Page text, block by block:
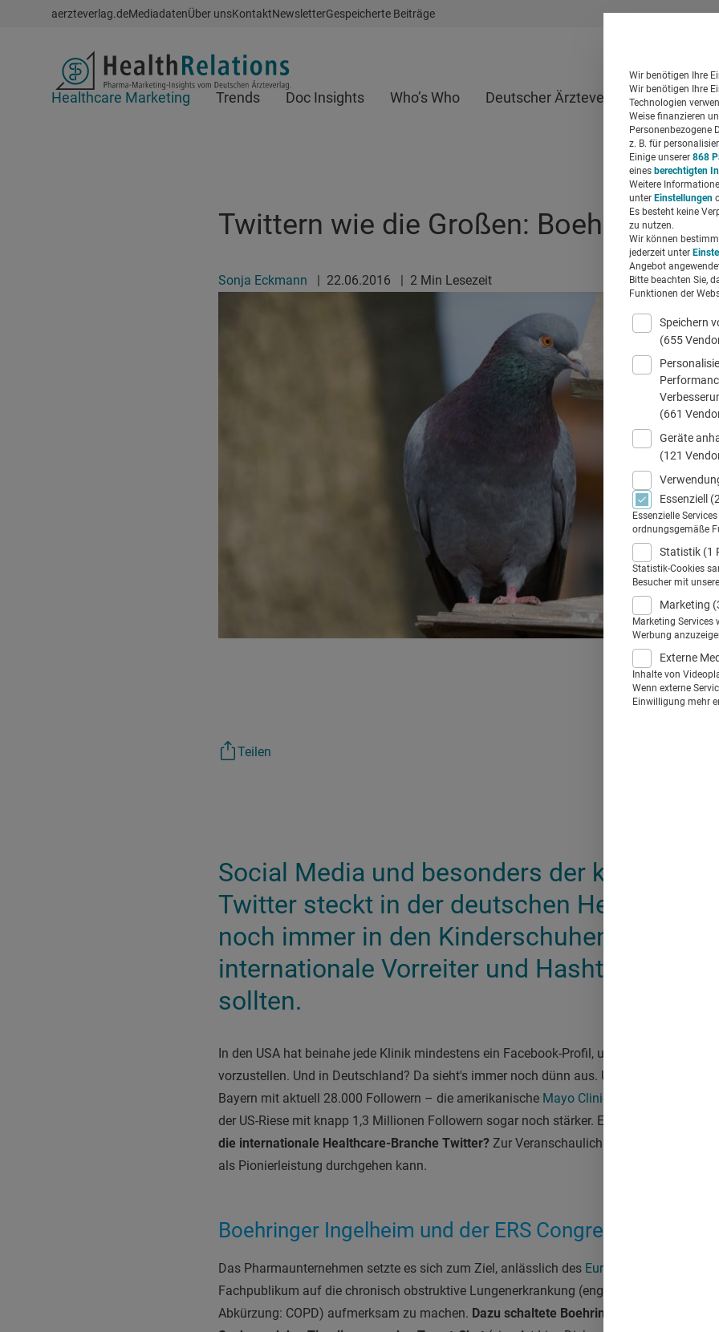
Schnellzugriff
aerzteverlag.deMediadatenÜber unsKontaktNewsletterGespeicherte Beiträge
Header
Healthcare Marketing Trends Doc Insights Who’s Who Deutscher Ärzteverlag
Twittern wie die Großen: Boehringer
Sonja Eckmann | 22.06.2016 | 2 Min Lesezeit
Teilen
Social Media und besonders der kreative
Twitter steckt in der deutschen Healthcare-
noch immer in den Kinderschuhen. Ein Blick
internationale Vorreiter und Hashtags,
sollten.
In den USA hat beinahe jede Klinik mindestens ein Facebook-Profil, um sich Patienten
vorzustellen. Und in Deutschland? Da sieht's immer noch dünn aus. Unser Spitzenreiter
Bayern mit aktuell 28.000 Followern – die amerikanische Mayo Clinic
der US-Riese mit knapp 1,3 Millionen Followern sogar noch stärker. Ein Grund, mal genau
die internationale Healthcare-Branche Twitter? Zur Veranschaulichung hier ein etwas
als Pionierleistung durchgehen kann.
Boehringer Ingelheim und der ERS Congress 2013
Das Pharmaunternehmen setzte es sich zum Ziel, anlässlich des European Respiratory
Fachpublikum auf die chronisch obstruktive Lungenerkrankung (englisch: chronic
Abkürzung: COPD) aufmerksam zu machen. Dazu schaltete Boehringer schon vor dem
Wir benötigen Ihre
Wir benötigen Ihre
Technologien
Weise finanzieren
Personenbezogene
z. B. für
Einige unserer 868
eines berechtigten
Weitere
unter Einstellungen
Es besteht keine
zu nutzen.
Wir können
jederzeit unter
Angebot
Bitte beachten Sie,
Funktionen der
Speichern
(655
(661
Geräte
(121
Essenziell
Essenzielle
ordnungsgemäße
Statistik (1
Statistik-Cookies
Besucher mit
Marketing
Marketing
Werbung
Externe
Inhalte von
Wenn externe
Einwilligung mehr